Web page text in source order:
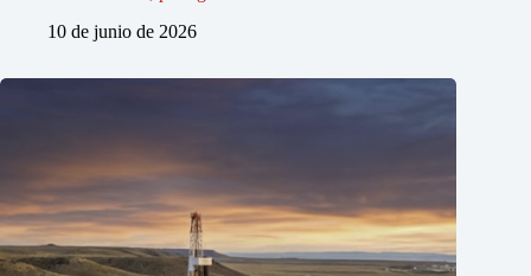
10 de junio de 2026